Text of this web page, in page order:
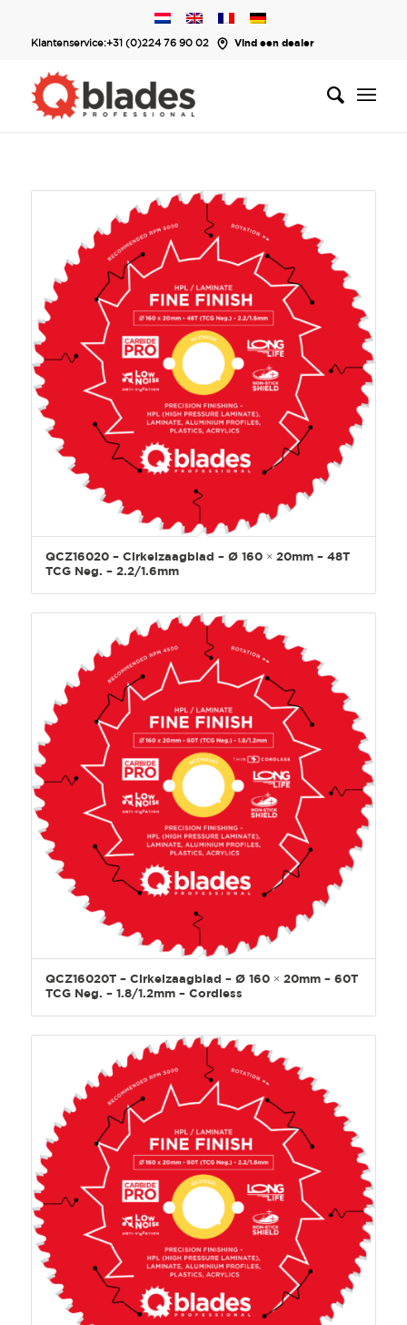
Klantenservice:+31 (0)224 76 90 02 Vind een dealer
QCZ16020 – Cirkelzaagblad – Ø 160 × 20mm – 48T
TCG Neg. – 2.2/1.6mm
QCZ16020T – Cirkelzaagblad – Ø 160 × 20mm – 60T
TCG Neg. – 1.8/1.2mm – Cordless